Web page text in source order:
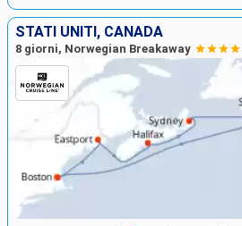
STATI UNITI, CANADA
8 giorni, Norwegian Breakaway